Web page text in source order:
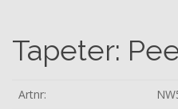
Tapeter:
Artnr: